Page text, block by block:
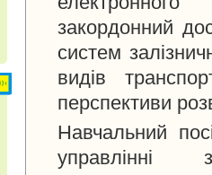
закордонний
систем
видів
перспективи
Навчальний
управлінні